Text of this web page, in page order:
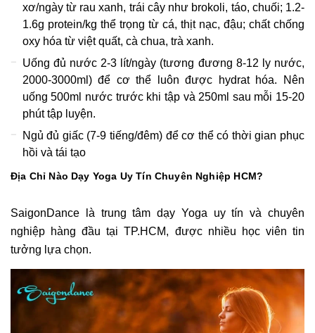
xơ/ngày từ rau xanh, trái cây như brokoli, táo, chuối; 1.2-
1.6g protein/kg thể trọng từ cá, thịt nạc, đậu; chất chống
oxy hóa từ việt quất, cà chua, trà xanh.
Uống đủ nước 2-3 lít/ngày (tương đương 8-12 ly nước,
2000-3000ml) để cơ thể luôn được hydrat hóa. Nên
uống 500ml nước trước khi tập và 250ml sau mỗi 15-20
phút tập luyện.
Ngủ đủ giấc (7-9 tiếng/đêm) để cơ thể có thời gian phục
hồi và tái tạo
Địa Chỉ Nào Dạy Yoga Uy Tín Chuyên Nghiệp HCM?
SaigonDance là trung tâm dạy Yoga uy tín và chuyên
nghiệp hàng đầu tại TP.HCM, được nhiều học viên tin
tưởng lựa chọn.